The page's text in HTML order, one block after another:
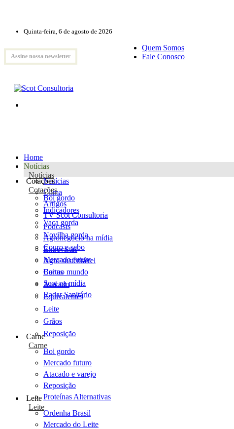
Quinta-feira, 6 de agosto de 2026
Assine nossa newsletter
Quem Somos
Fale Conosco
Home
Notícias
Notícias
Notícias
Clima
Artigos
TV Scot Consultoria
Podcasts
Agronegócio na mídia
Entrevistas
Agro sustentável
Cartas
Scot na mídia
Radar Sanitário
Cotações
Cotações
Boi gordo
Indicadores
Vaca gorda
Novilha gorda
Couro e sebo
Mercado futuro
Boi no mundo
Atacado
Equivalentes
Leite
Grãos
Reposição
Carne
Carne
Boi gordo
Mercado futuro
Atacado e varejo
Reposição
Proteínas Alternativas
Leite
Leite
Ordenha Brasil
Mercado do Leite